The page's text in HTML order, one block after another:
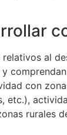
al
con
etc.),
rurales